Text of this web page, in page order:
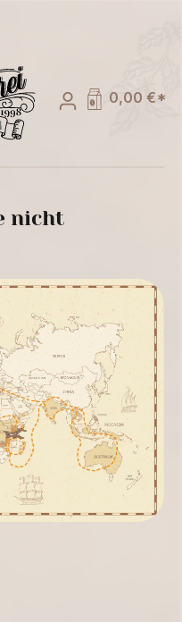
0,00 €*
nicht